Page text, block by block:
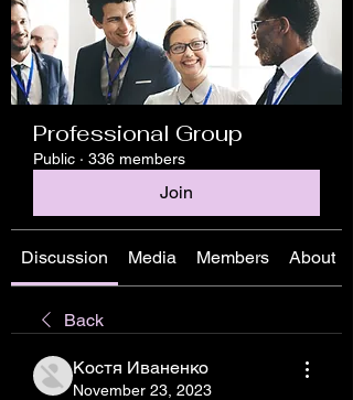
Professional Group
Public · 336 members
Join
Discussion Media Members About
Back
Костя Иваненко
November 23, 2023